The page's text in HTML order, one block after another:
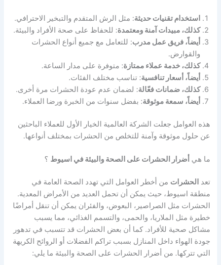
استخدام تقنيات حديثة: مثل الرش المتقدم والتبخير الاحترافي.
كذلك، مبيدات آمنة ومعتمدة: للحفاظ على صحة الأفراد والبيئة.
أيضاً، فريق عمل مدرب: للتعامل مع جميع أنواع الحشرات
والقوارض.
كذلك، خدمة عملاء ممتازة: متوفرة على مدار الساعة.
أيضاً، أسعار تنافسية: تناسب مختلف الفئات.
كذلك، ضمانات فعّالة: لضمان عدم عودة الحشرات مرة أخرى.
أيضاً، سمعة موثوقة: بفضل سنوات من الخبرة ورضا العملاء.
هذه العوامل جعلت الشركة العالمية الخيار الأول للعملاء الباحثين
عن حلول موثوقة وآمنة للتخلص من الحشرات بمختلف أنواعها.
ما هي أضرار الحشرات على الصحة والبيئة في اسيوط ؟
تعد الحشرات من أخطر العوامل التي تهدد الصحة العامة في
منطقة اسيوط، حيث يمكن أن تحمل العديد من الأمراض المعدية.
الحشرات مثل الصراصير، البعوض، والفئران يمكن أن تنقل أمراضًا
خطيرة مثل الملاريا، والحمى، والتسمم الغذائي، مما يسبب
مشاكل صحية للأفراد. كما أن بعض الحشرات قد تتسبب في تدهور
جودة الهواء داخل المنازل بسبب تراكم الفضلات أو الروائح الكريهة
التي تتركها. من أضرار الحشرات على الصحة والبيئة ما يلي: